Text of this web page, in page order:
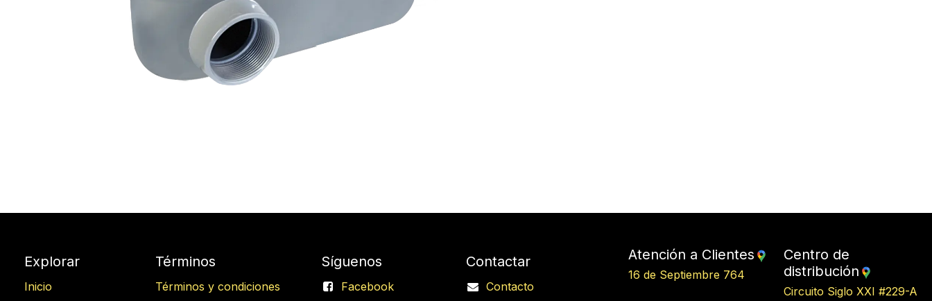
Contactar
Contacto
Síguenos
Facebook
Explorar
Inicio
Términos
Términos y condiciones
Atención a Clientes
16 de Septiembre 764
Centro de
distribución
Circuito Siglo XXI #229-A